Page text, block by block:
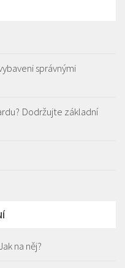
správnými
Dodržujte základní
na něj?